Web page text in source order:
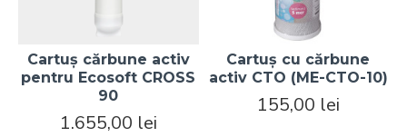
Cartuș cărbune activ
pentru Ecosoft CROSS
90
1.655,00 lei
Cartuș cu cărbune
activ CTO (ME-CTO-10)
155,00 lei